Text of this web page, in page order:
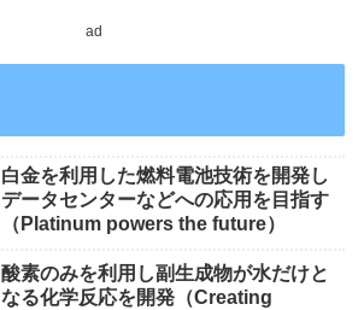
ad
白金を利用した燃料電池技術を開発し
データセンターなどへの応用を目指す
（Platinum powers the future）
酸素のみを利用し副生成物が水だけと
なる化学反応を開発（Creating